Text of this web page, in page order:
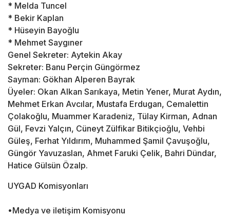
* Melda Tuncel
* Bekir Kaplan
* Hüseyin Bayoğlu
* Mehmet Saygıner
Genel Sekreter: Aytekin Akay
Sekreter: Banu Perçin Güngörmez
Sayman: Gökhan Alperen Bayrak
Üyeler: Okan Alkan Sarıkaya, Metin Yener, Murat Aydın,
Mehmet Erkan Avcılar, Mustafa Erdugan, Cemalettin
Çolakoğlu, Muammer Karadeniz, Tülay Kirman, Adnan
Gül, Fevzi Yalçın, Cüneyt Zülfikar Bitikçioğlu, Vehbi
Güleş, Ferhat Yıldırım, Muhammed Şamil Çavuşoğlu,
Güngör Yavuzaslan, Ahmet Faruki Çelik, Bahri Dündar,
Hatice Gülsün Özalp.
UYGAD Komisyonları
•Medya ve iletişim Komisyonu